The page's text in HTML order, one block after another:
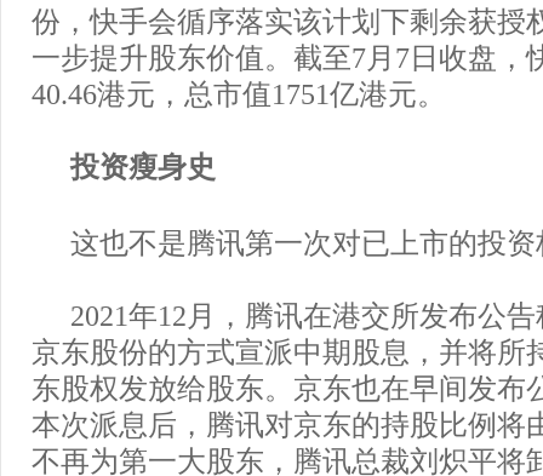
份，快手会循序落实该计划下剩余获授
一步提升股东价值。截至7月7日收盘，
40.46港元，总市值1751亿港元。
投资瘦身史
这也不是腾讯第一次对已上市的投
2021年12月，腾讯在港交所发布公
京东股份的方式宣派中期股息，并将所
东股权发放给股东。京东也在早间发布
本次派息后，腾讯对京东的持股比例将
不再为第一大股东，腾讯总裁刘炽平将